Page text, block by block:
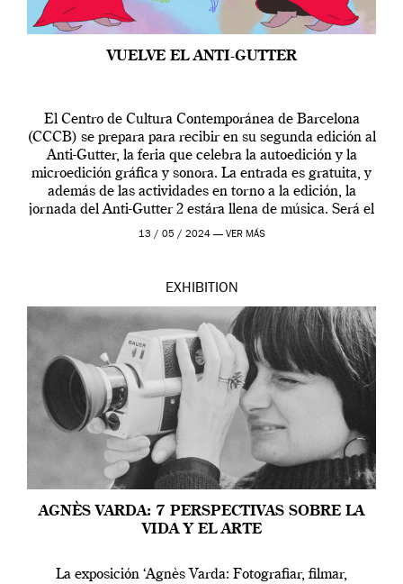
VUELVE EL ANTI-GUTTER
El Centro de Cultura Contemporánea de Barcelona
(CCCB) se prepara para recibir en su segunda edición al
Anti-Gutter, la feria que celebra la autoedición y la
microedición gráfica y sonora. La entrada es gratuita, y
además de las actividades en torno a la edición, la
jornada del Anti-Gutter 2 estára llena de música. Será el
[…]
13 / 05 / 2024 — VER MÁS
EXHIBITION
AGNÈS VARDA: 7 PERSPECTIVAS SOBRE LA
VIDA Y EL ARTE
La exposición ‘Agnès Varda: Fotografiar, filmar,